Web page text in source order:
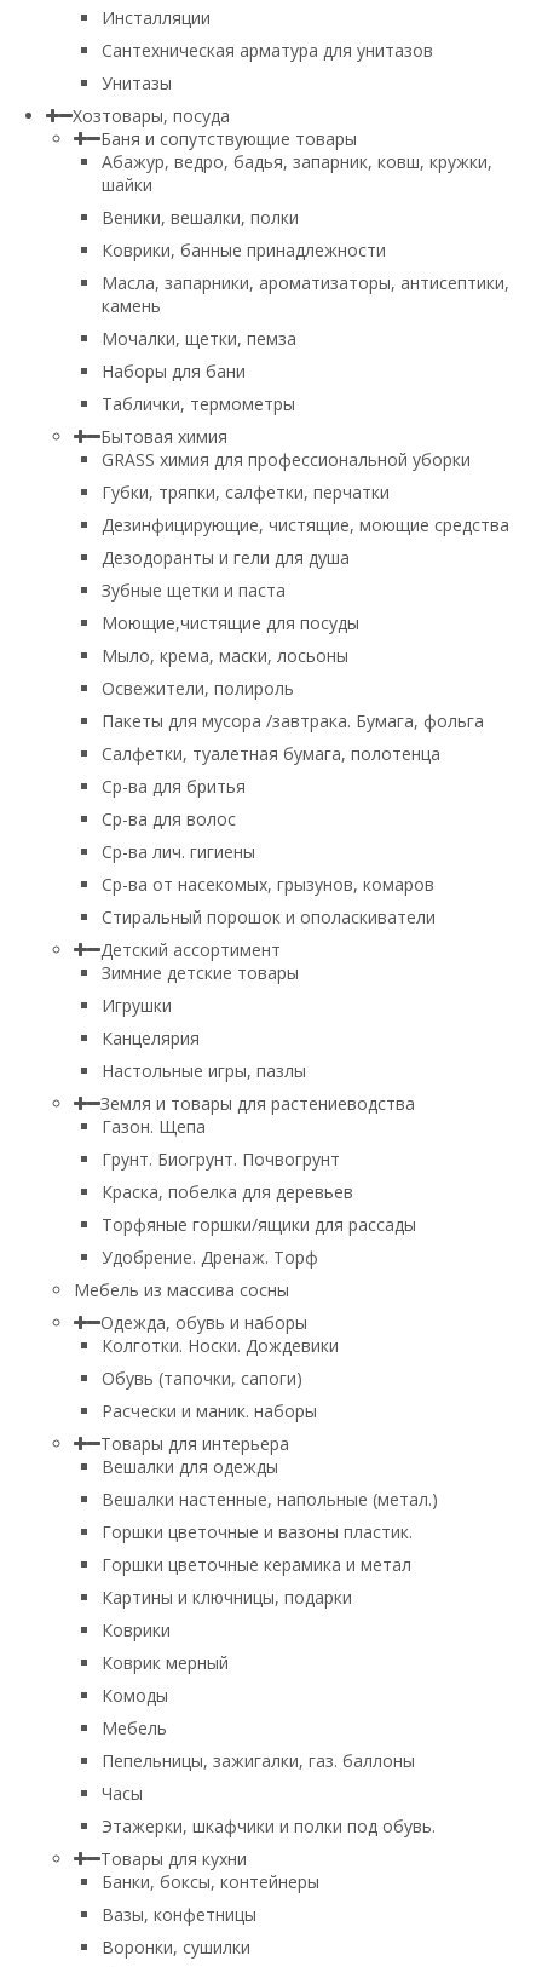
Инсталляции
Сантехническая арматура для унитазов
Унитазы
Хозтовары, посуда
Баня и сопутствующие товары
Абажур, ведро, бадья, запарник, ковш, кружки,
шайки
Веники, вешалки, полки
Коврики, банные принадлежности
Масла, запарники, ароматизаторы, антисептики,
камень
Мочалки, щетки, пемза
Наборы для бани
Таблички, термометры
Бытовая химия
GRASS химия для профессиональной уборки
Губки, тряпки, салфетки, перчатки
Дезинфицирующие, чистящие, моющие средства
Дезодоранты и гели для душа
Зубные щетки и паста
Моющие,чистящие для посуды
Мыло, крема, маски, лосьоны
Освежители, полироль
Пакеты для мусора /завтрака. Бумага, фольга
Салфетки, туалетная бумага, полотенца
Ср-ва для бритья
Ср-ва для волос
Ср-ва лич. гигиены
Ср-ва от насекомых, грызунов, комаров
Стиральный порошок и ополаскиватели
Детский ассортимент
Зимние детские товары
Игрушки
Канцелярия
Настольные игры, пазлы
Земля и товары для растениеводства
Газон. Щепа
Грунт. Биогрунт. Почвогрунт
Краска, побелка для деревьев
Торфяные горшки/ящики для рассады
Удобрение. Дренаж. Торф
Мебель из массива сосны
Одежда, обувь и наборы
Колготки. Носки. Дождевики
Обувь (тапочки, сапоги)
Расчески и маник. наборы
Товары для интерьера
Вешалки для одежды
Вешалки настенные, напольные (метал.)
Горшки цветочные и вазоны пластик.
Горшки цветочные керамика и метал
Картины и ключницы, подарки
Коврики
Коврик мерный
Комоды
Мебель
Пепельницы, зажигалки, газ. баллоны
Часы
Этажерки, шкафчики и полки под обувь.
Товары для кухни
Банки, боксы, контейнеры
Вазы, конфетницы
Воронки, сушилки